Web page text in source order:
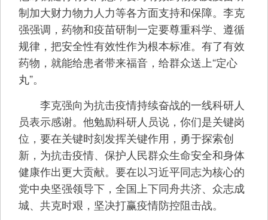
制加大财力物力人力等各方面支持和保障。李克
强强调，药物和疫苗研制一定要尊重科学、遵循
规律，把安全性有效性作为根本标准。有了有效
药物，就能给患者带来福音，给群众送上“定心
丸”。
李克强向为抗击疫情持续奋战的一线科研人
员表示感谢。他勉励科研人员说，你们是关键岗
位，要在关键时刻发挥关键作用，勇于探索创
新，为抗击疫情、保护人民群众生命安全和身体
健康作出更大贡献。要在以习近平同志为核心的
党中央坚强领导下，全国上下同舟共济、众志成
城、共克时艰，坚决打赢疫情防控阻击战。